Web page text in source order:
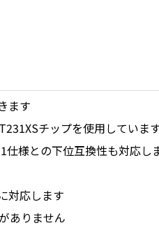
ます
チップを使用していま
仕様との下位互換性も対応し
対応します
ありません